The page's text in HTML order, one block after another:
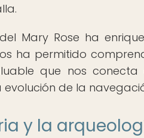
Mary Rose ha
ha permitido
que nos
de la
y la